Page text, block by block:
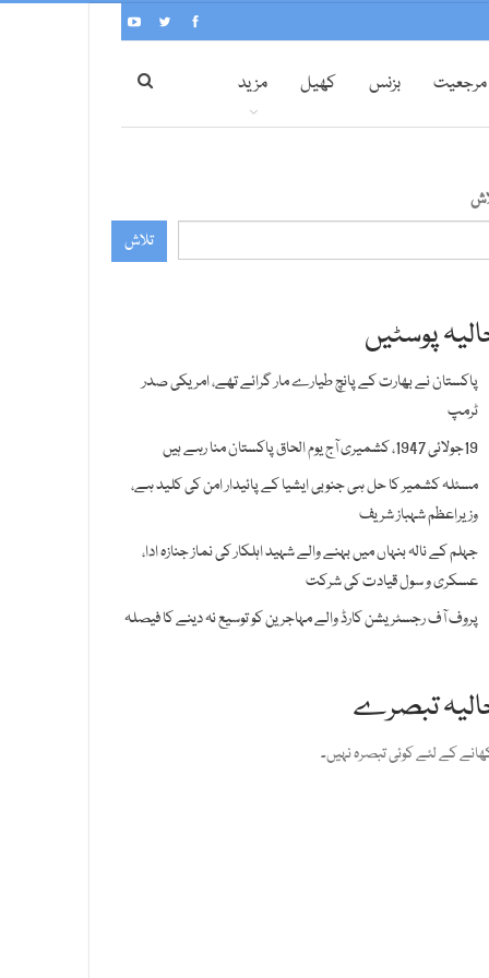
مرجعیت بزنس کھیل مزید
تلاش
پوسٹیں
پاکستان نے بھارت کے پانچ طیارے مار گرائے تھے، امریکی صدر
ٹرمپ
19جولائی 1947، کشمیری آج یوم الحاق پاکستان منا رہے ہیں
مسئلہ کشمیر کا حل ہی جنوبی ایشیا کے پائیدار امن کی کلید ہے،
وزیراعظم شہباز شریف
جہلم کے نالہ بنہاں میں بہنے والے شہید اہلکار کی نماز جنازہ ادا،
عسکری و سول قیادت کی شرکت
پروف آف رجسٹریشن کارڈ والے مہاجرین کو توسیع نہ دینے کا فیصلہ
تبصرے
کے لئے کوئی تبصرہ نہیں۔